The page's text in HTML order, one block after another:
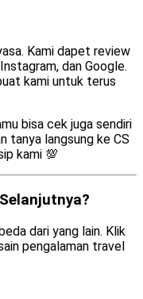
Kami dapet review
dan Google.
kami untuk terus
bisa cek juga sendiri
tanya langsung ke CS
kami 💯
dari yang lain. Klik
pengalaman travel